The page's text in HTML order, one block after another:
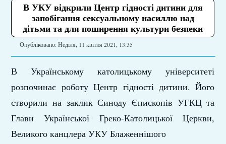
В УКУ відкрили Центр гідності дитини для
запобігання сексуальному насиллю над
дітьми та для поширення культури безпеки
Опубліковано: Неділя, 11 квітня 2021, 13:35
В Українському католицькому університеті
розпочинає роботу Центр гідності дитини. Його
створили на заклик Синоду Єпископів УГКЦ та
Глави Української Греко-Католицької Церкви,
Великого канцлера УКУ Блаженнішого